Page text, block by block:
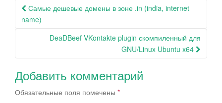
Навигация
по
записям
Самые дешевые домены в зоне .in (india, internet
name)
DeaDBeef VKontakte plugin скомпиленный для
GNU/Linux Ubuntu x64
Добавить комментарий
Обязательные поля помечены *